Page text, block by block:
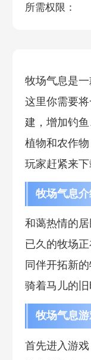
所需权限：
牧场气息是
这里你需要
建，增加钓
植物和农作
玩家赶紧来下
牧场气息介
和蔼热情的
已久的牧场
同伴开拓新
骑着马儿的旧
牧场气息
首先进入游